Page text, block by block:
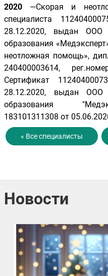
2020 —Скорая и
специалиста
28.12.2020, выдан ООО
образования «Медэксперт
неотложная помощь»,
240400003614,
Сертификат
28.12.2020, выдан ООО
образования
183101311308 от
« Все специалисты
Новости